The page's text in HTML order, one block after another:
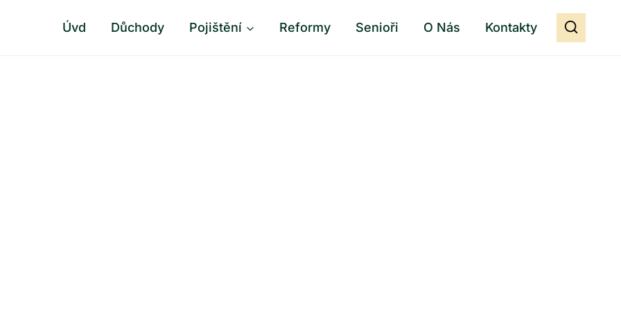
Úvd Důchody Pojištění Reformy Senioři O Nás Kontakty